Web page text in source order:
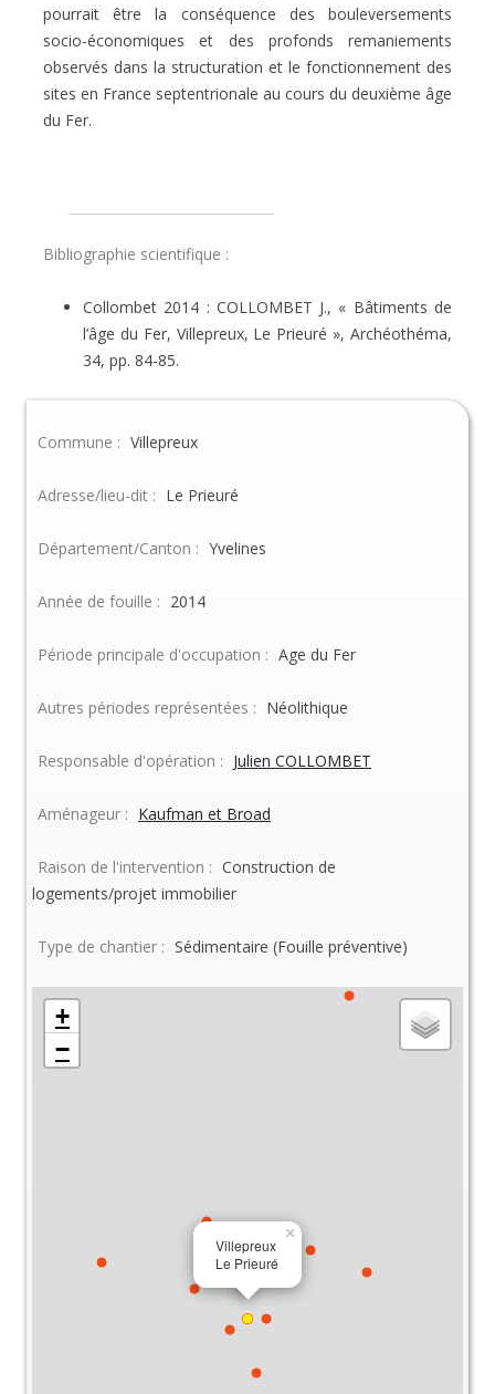
pourrait être la conséquence des bouleversements
socio-économiques et des profonds remaniements
observés dans la structuration et le fonctionnement des
sites en France septentrionale au cours du deuxième âge
du Fer.
Bibliographie scientifique :
Collombet 2014 : COLLOMBET J., « Bâtiments de
l’âge du Fer, Villepreux, Le Prieuré », Archéothéma,
34, pp. 84-85.
Commune : Villepreux
Adresse/lieu-dit : Le Prieuré
Département/Canton : Yvelines
Année de fouille : 2014
Période principale d'occupation : Age du Fer
Autres périodes représentées : Néolithique
Responsable d'opération : Julien COLLOMBET
Aménageur : Kaufman et Broad
Raison de l'intervention : Construction de
logements/projet immobilier
Type de chantier : Sédimentaire (Fouille préventive)
Villepreux
Le Prieuré
×
+
−